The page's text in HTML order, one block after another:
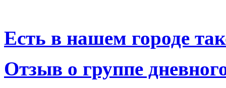
Есть в нашем городе
Отзыв о группе